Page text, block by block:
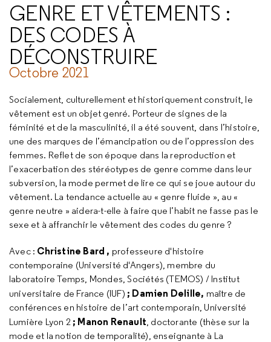
GENRE ET VÊTEMENTS :
DES CODES À
DÉCONSTRUIRE
Octobre 2021
Socialement, culturellement et historiquement construit, le
vêtement est un objet genré. Porteur de signes de la
féminité et de la masculinité, il a été souvent, dans l’histoire,
une des marques de l’émancipation ou de l’oppression des
femmes. Reflet de son époque dans la reproduction et
l’exacerbation des stéréotypes de genre comme dans leur
subversion, la mode permet de lire ce qui se joue autour du
vêtement. La tendance actuelle au « genre fluide », au «
genre neutre » aidera-t-elle à faire que l’habit ne fasse pas le
sexe et à affranchir le vêtement des codes du genre ?
Avec : Christine Bard , professeure d'histoire
contemporaine (Université d'Angers), membre du
laboratoire Temps, Mondes, Sociétés (TEMOS) / Institut
universitaire de France (IUF) ; Damien Delille, maître de
conférences en histoire de l’art contemporain, Université
Lumière Lyon 2; Manon Renault, doctorante (thèse sur la
mode et la notion de temporalité), enseignante à La